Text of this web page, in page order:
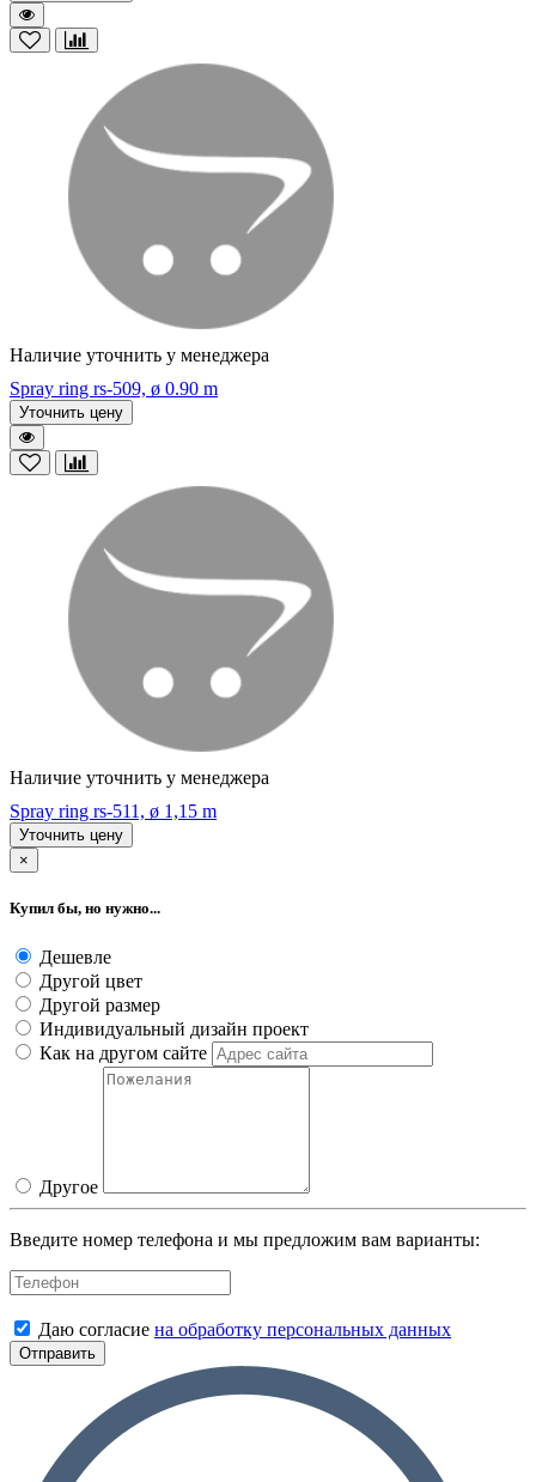
Наличие уточнить у менеджера
Spray ring rs-509, ø 0.90 m
Уточнить цену
Наличие уточнить у менеджера
Spray ring rs-511, ø 1,15 m
Уточнить цену
×
Купил бы, но нужно...
Дешевле
Другой цвет
Другой размер
Индивидуальный дизайн проект
Как на другом сайте
Другое
Введите номер телефона и мы предложим вам варианты:
Даю согласие на обработку персональных данных
Отправить